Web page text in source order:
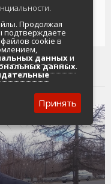
участковому
Продолжая
подтверждаете
cookie в
данныхи
данных.
Принять